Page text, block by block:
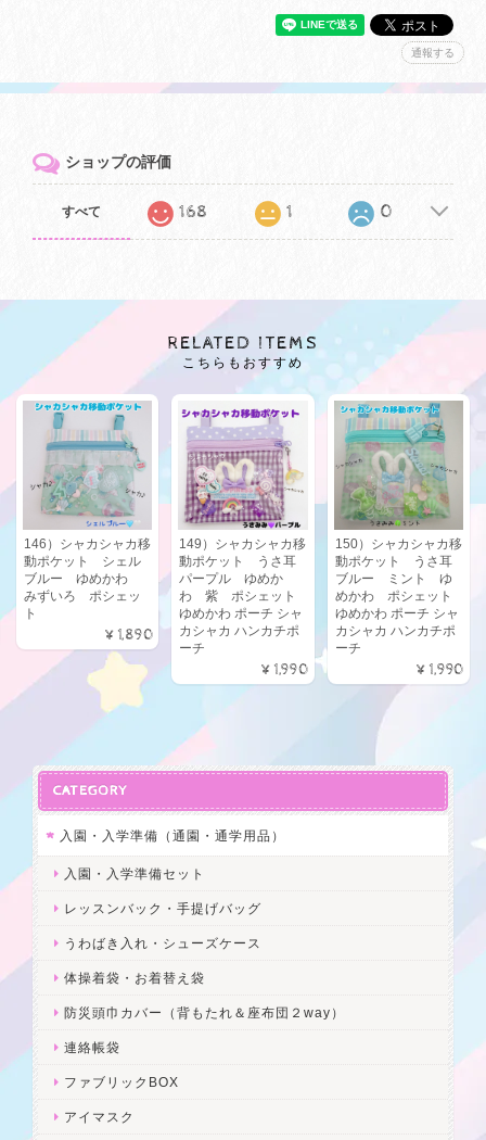
通報する
ショップの評価
すべて 168 1 0
RELATED ITEMS
こちらもおすすめ
146）シャカシャカ移
動ポケット シェル
ブルー ゆめかわ
みずいろ ポシェッ
ト
¥1,890
149）シャカシャカ移
動ポケット うさ耳
パープル ゆめか
わ 紫 ポシェット
ゆめかわ ポーチ シャ
カシャカ ハンカチポ
ーチ
¥1,990
150）シャカシャカ移
動ポケット うさ耳
ブルー ミント ゆ
めかわ ポシェット
ゆめかわ ポーチ シャ
カシャカ ハンカチポ
ーチ
¥1,990
CATEGORY
入園・入学準備（通園・通学用品）
入園・入学準備セット
レッスンバック・手提げバッグ
うわばき入れ・シューズケース
体操着袋・お着替え袋
防災頭巾カバー（背もたれ＆座布団２way）
連絡帳袋
ファブリックBOX
アイマスク